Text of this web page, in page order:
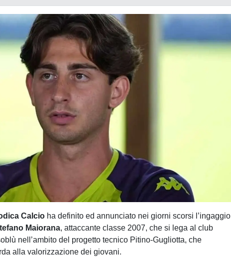
Calcio ha definito ed annunciato nei giorni scorsi l’ingaggio
Maiorana, attaccante classe 2007, che si lega al club
nell’ambito del progetto tecnico Pitino-Gugliotta, che
alla valorizzazione dei giovani.